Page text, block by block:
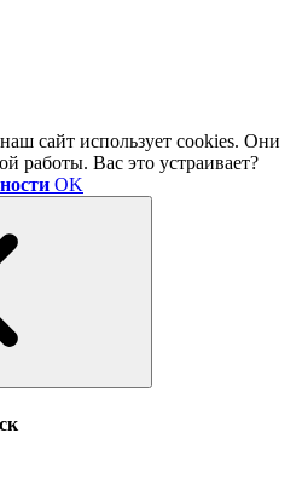
сайт использует cookies. Они
работы. Вас это устраивает?
OK